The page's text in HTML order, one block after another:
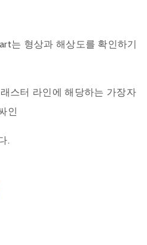
는 형상과 해상도를 확인하기
스터 라인에 해당하는 가장자
인
.